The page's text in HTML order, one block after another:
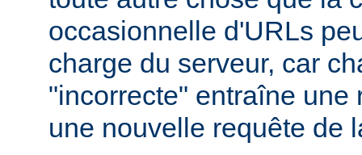
occasionnelle d'URLs
charge du serveur, car
"incorrecte" entraîne une
une nouvelle requête de